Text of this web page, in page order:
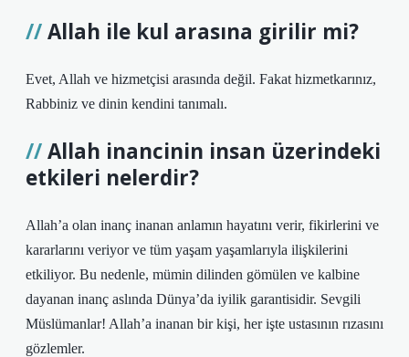
Allah ile kul arasına girilir mi?
Evet, Allah ve hizmetçisi arasında değil. Fakat hizmetkarınız,
Rabbiniz ve dinin kendini tanımalı.
Allah inancinin insan üzerindeki
etkileri nelerdir?
Allah’a olan inanç inanan anlamın hayatını verir, fikirlerini ve
kararlarını veriyor ve tüm yaşam yaşamlarıyla ilişkilerini
etkiliyor. Bu nedenle, mümin dilinden gömülen ve kalbine
dayanan inanç aslında Dünya’da iyilik garantisidir. Sevgili
Müslümanlar! Allah’a inanan bir kişi, her işte ustasının rızasını
gözlemler.